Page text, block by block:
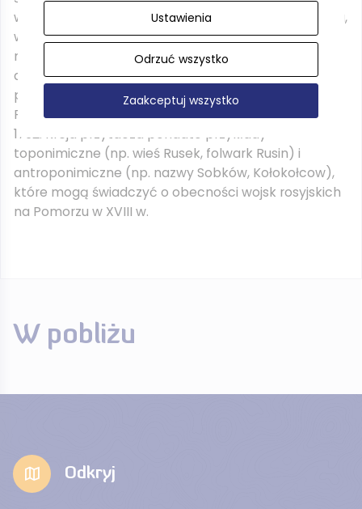
w. W tym czasie przez Pomorze maszerowały wojska,
w tym wojska rosyjskie, które również stacjonowały
na tym terenie. W źródłach brakuje bezpośrednich
dowodów na to, że w okolicach Gniewa i Pelplina
przebywali Rosjanie, natomiast w klasztorze w
Pelplinie odnaleziono monety rosyjskie z lat 1759-
1762. Kreja przytacza ponadto przykłady
toponimiczne (np. wieś Rusek, folwark Rusin) i
antroponimiczne (np. nazwy Sobków, Kołokołcow),
które mogą świadczyć o obecności wojsk rosyjskich
na Pomorzu w XVIII w.
W pobliżu
Odkryj
Ustawienia
Odrzuć wszystko
Zaakceptuj wszystko